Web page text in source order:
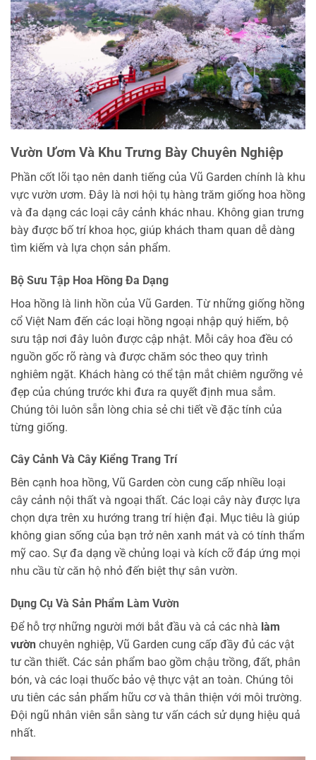
Vườn Ươm Và Khu Trưng Bày Chuyên Nghiệp
Phần cốt lõi tạo nên danh tiếng của Vũ Garden chính là khu
vực vườn ươm. Đây là nơi hội tụ hàng trăm giống hoa hồng
và đa dạng các loại cây cảnh khác nhau. Không gian trưng
bày được bố trí khoa học, giúp khách tham quan dễ dàng
tìm kiếm và lựa chọn sản phẩm.
Bộ Sưu Tập Hoa Hồng Đa Dạng
Hoa hồng là linh hồn của Vũ Garden. Từ những giống hồng
cổ Việt Nam đến các loại hồng ngoại nhập quý hiếm, bộ
sưu tập nơi đây luôn được cập nhật. Mỗi cây hoa đều có
nguồn gốc rõ ràng và được chăm sóc theo quy trình
nghiêm ngặt. Khách hàng có thể tận mắt chiêm ngưỡng vẻ
đẹp của chúng trước khi đưa ra quyết định mua sắm.
Chúng tôi luôn sẵn lòng chia sẻ chi tiết về đặc tính của
từng giống.
Cây Cảnh Và Cây Kiểng Trang Trí
Bên cạnh hoa hồng, Vũ Garden còn cung cấp nhiều loại
cây cảnh nội thất và ngoại thất. Các loại cây này được lựa
chọn dựa trên xu hướng trang trí hiện đại. Mục tiêu là giúp
không gian sống của bạn trở nên xanh mát và có tính thẩm
mỹ cao. Sự đa dạng về chủng loại và kích cỡ đáp ứng mọi
nhu cầu từ căn hộ nhỏ đến biệt thự sân vườn.
Dụng Cụ Và Sản Phẩm Làm Vườn
Để hỗ trợ những người mới bắt đầu và cả các nhà làm
vườn chuyên nghiệp, Vũ Garden cung cấp đầy đủ các vật
tư cần thiết. Các sản phẩm bao gồm chậu trồng, đất, phân
bón, và các loại thuốc bảo vệ thực vật an toàn. Chúng tôi
ưu tiên các sản phẩm hữu cơ và thân thiện với môi trường.
Đội ngũ nhân viên sẵn sàng tư vấn cách sử dụng hiệu quả
nhất.